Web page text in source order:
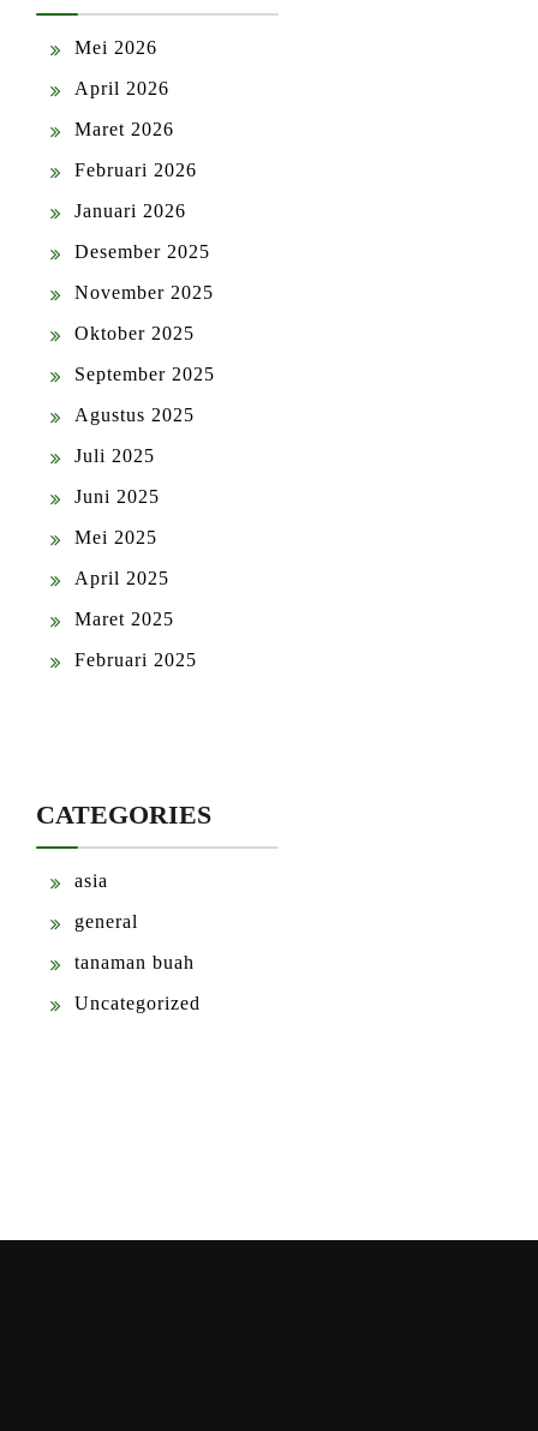
Mei 2026
April 2026
Maret 2026
Februari 2026
Januari 2026
Desember 2025
November 2025
Oktober 2025
September 2025
Agustus 2025
Juli 2025
Juni 2025
Mei 2025
April 2025
Maret 2025
Februari 2025
CATEGORIES
asia
general
tanaman buah
Uncategorized